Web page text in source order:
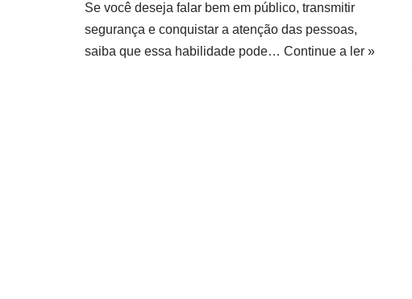
Se você deseja falar bem em público, transmitir
segurança e conquistar a atenção das pessoas,
saiba que essa habilidade pode… Continue a ler »